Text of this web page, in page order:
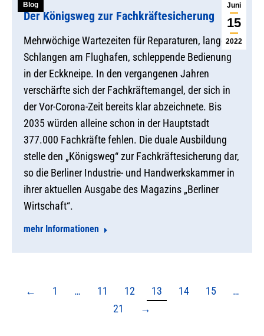
Juni
15
2022
Blog
Der Königsweg zur Fachkräftesicherung
Mehrwöchige Wartezeiten für Reparaturen, lange
Schlangen am Flughafen, schleppende Bedienung
in der Eckkneipe. In den vergangenen Jahren
verschärfte sich der Fachkräftemangel, der sich in
der Vor-Corona-Zeit bereits klar abzeichnete. Bis
2035 würden alleine schon in der Hauptstadt
377.000 Fachkräfte fehlen. Die duale Ausbildung
stelle den „Königsweg“ zur Fachkräftesicherung dar,
so die Berliner Industrie- und Handwerkskammer in
ihrer aktuellen Ausgabe des Magazins „Berliner
Wirtschaft“.
mehr Informationen
← 1 … 11 12 13 14 15
…
21
→